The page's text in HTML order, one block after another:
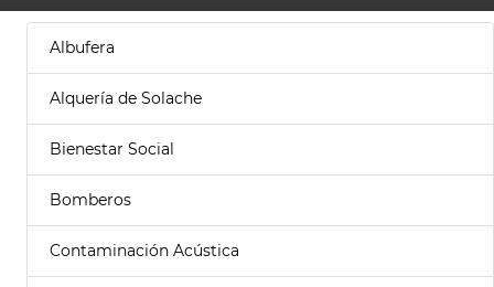
Albufera
Alquería de Solache
Bienestar Social
Bomberos
Contaminación Acústica